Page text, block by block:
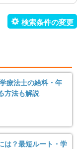
療法士の給料・年
方法も解説
は？最短ルート・学